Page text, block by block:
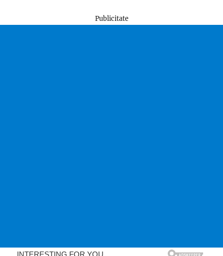
Publicitate